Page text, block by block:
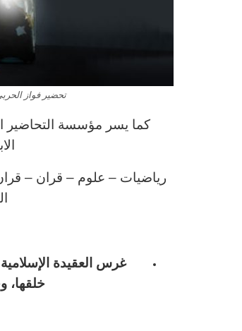
تحضير فواز الحربى
كما يسر مؤسسة التحاضير
رياضيات – علوم – قران – قران
غرس العقيدة
خلقها،